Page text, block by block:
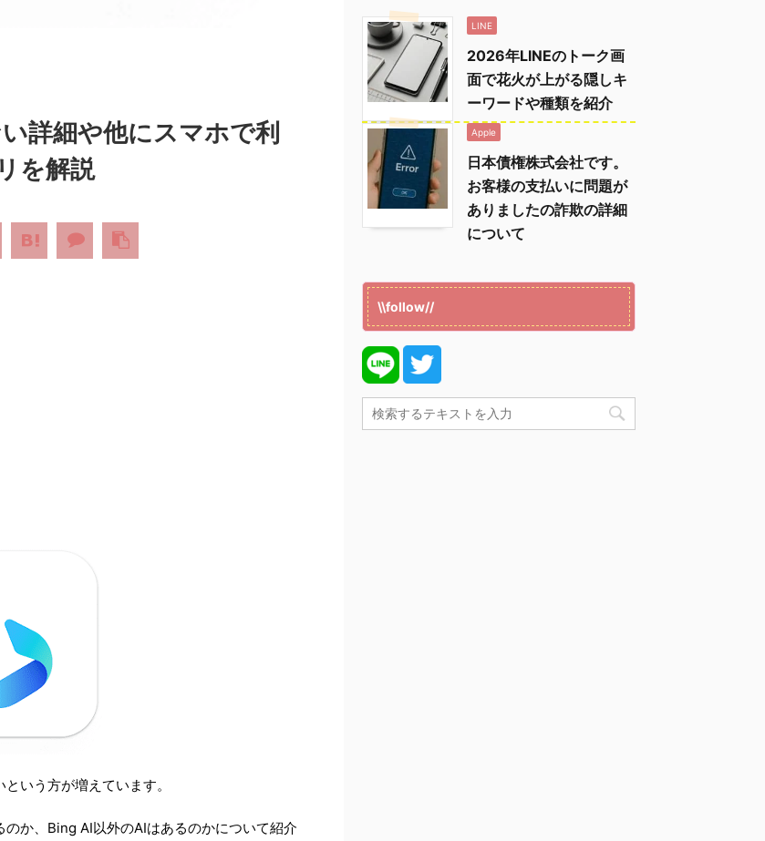
詳細や他にスマホで利
を解説
いう方が増えています。
か、Bing AI以外のAIはあるのかについて紹介
LINE
2026年LINEのトーク画
面で花火が上がる隠しキ
ーワードや種類を紹介
Apple
日本債権株式会社です。
お客様の支払いに問題が
ありましたの詐欺の詳細
について
\\follow//